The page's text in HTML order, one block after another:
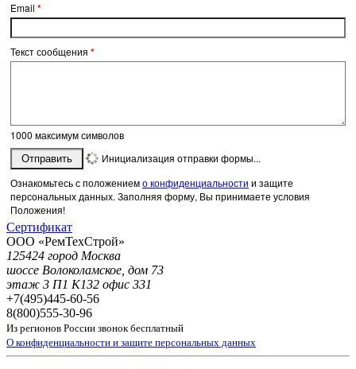
Email *
Текст сообщения *
1000 максимум символов
Отправить
Инициализация отправки формы...
Ознакомьтесь с положениемо конфиденциальности и защите
персональных данных. Заполняя форму, Вы принимаете условия
Положения!
Сертификат
ООО «РемТехСтрой»
125424 город Москва
шоссе Волоколамское, дом 73
этаж 3 П1 К132 офис 331
+7(495)445-60-56
8(800)555-30-96
Из регионов России звонок бесплатный
О конфиденциальности и защите персональных данных